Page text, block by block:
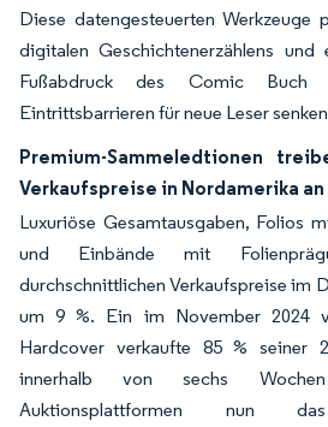
Diese datengesteuerten Werkzeuge
digitalen Geschichtenerzählens
Fußabdruck des Comic Buch
Eintrittsbarrieren für neue Leser
Premium-Sammeledtionen
Verkaufspreise in Nordamerika an
Luxuriöse Gesamtausgaben, Folios
und Einbände mit
durchschnittlichen Verkaufspreise im
um 9 %. Ein im November 2024
Hardcover verkaufte 85 % seiner
innerhalb von sechs
Auktionsplattformen nun